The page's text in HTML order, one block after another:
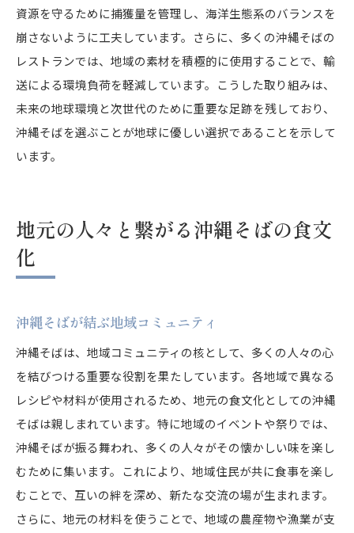
資源を守るために捕獲量を管理し、海洋生態系のバランスを
崩さないように工夫しています。さらに、多くの沖縄そばの
レストランでは、地域の素材を積極的に使用することで、輸
送による環境負荷を軽減しています。こうした取り組みは、
未来の地球環境と次世代のために重要な足跡を残しており、
沖縄そばを選ぶことが地球に優しい選択であることを示して
います。
地元の人々と繋がる沖縄そばの食文
化
沖縄そばが結ぶ地域コミュニティ
沖縄そばは、地域コミュニティの核として、多くの人々の心
を結びつける重要な役割を果たしています。各地域で異なる
レシピや材料が使用されるため、地元の食文化としての沖縄
そばは親しまれています。特に地域のイベントや祭りでは、
沖縄そばが振る舞われ、多くの人々がその懐かしい味を楽し
むために集います。これにより、地域住民が共に食事を楽し
むことで、互いの絆を深め、新たな交流の場が生まれます。
さらに、地元の材料を使うことで、地域の農産物や漁業が支